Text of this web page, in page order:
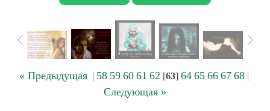
« Предыдущая| 58 59 60 61 62 [63] 64 65 66 67 68|
Следующая »